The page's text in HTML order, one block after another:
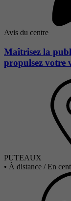
Avis du centre
Maîtrisez la
propulsez votre
PUTEAUX
• À distance / En